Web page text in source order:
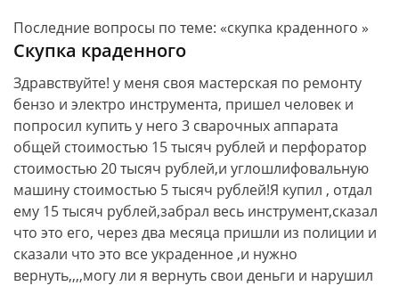
Последние вопросы по теме: «скупка краденного »
Скупка краденного
Здравствуйте! у меня своя мастерская по ремонту
бензо и электро инструмента, пришел человек и
попросил купить у него 3 сварочных аппарата
общей стоимостью 15 тысяч рублей и перфоратор
стоимостью 20 тысяч рублей,и углошлифовальную
машину стоимостью 5 тысяч рублей!Я купил , отдал
ему 15 тысяч рублей,забрал весь инструмент,сказал
что это его, через два месяца пришли из полиции и
сказали что это все украденное ,и нужно
вернуть,,,,могу ли я вернуть свои деньги и нарушил